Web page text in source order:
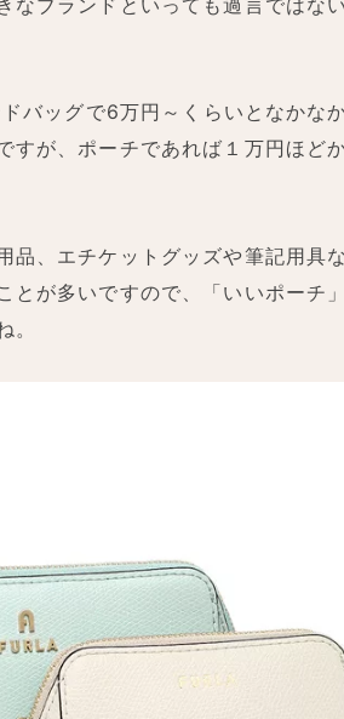
バッグで6万円～くらいとなかな
すが、ポーチであれば１万円ほど
品、エチケットグッズや筆記用具
とが多いですので、「いいポーチ
。